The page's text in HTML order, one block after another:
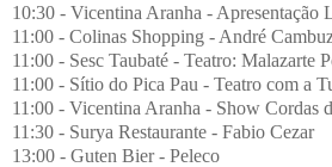
10:30 - Vicentina Aranha - Apresentação
11:00 - Colinas Shopping - André
11:00 - Sesc Taubaté - Teatro: Malazarte
11:00 - Sítio do Pica Pau - Teatro com a
11:00 - Vicentina Aranha - Show Cordas
11:30 - Surya Restaurante - Fabio Cezar
13:00 - Guten Bier - Peleco